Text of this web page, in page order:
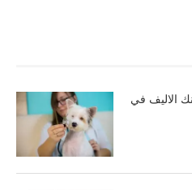
الاليف في